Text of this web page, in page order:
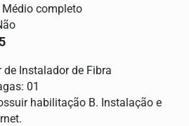
completo
Instalador de Fibra
01
habilitação B. Instalação e